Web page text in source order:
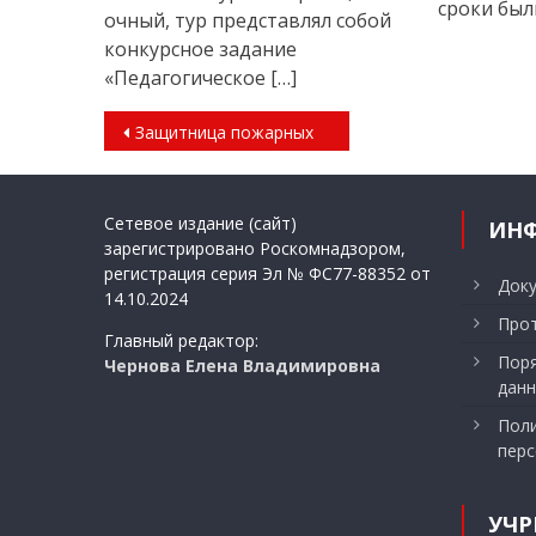
очный, тур представлял собой
конкурсное задание
«Педагогическое […]
сроки
Навигация
по
Защитница пожарных
Сетевое издание (сайт)
зарегистрировано Роскомнадзором,
регистрация серия Эл № ФС77-88352 от
14.10.2024
Главный редактор:
Чернова Елена Владимировна